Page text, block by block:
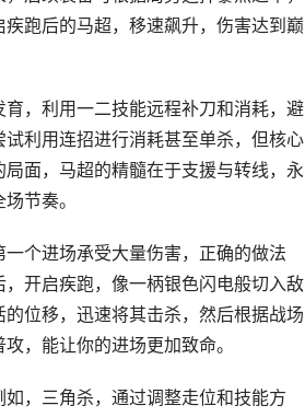
跑后的马超，移速飙升，伤害达到巅
，利用一二技能远程补刀和消耗，避
利用连招进行消耗甚至单杀，但核心
面，马超的精髓在于支援与转线，永
节奏。
个进场承受大量伤害，正确的做法
开启疾跑，像一柄银色闪电般切入敌
位移，迅速将其击杀，然后根据战场
，能让你的进场更加致命。
，三角杀，通过调整走位和技能方